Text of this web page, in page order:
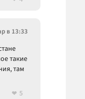
в 13:33
такие
там
5